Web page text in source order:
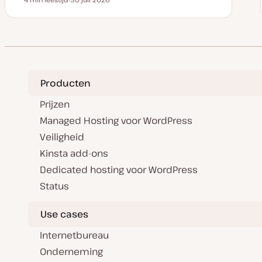
Leestijd
v
d
e
Producten
Prijzen
Managed Hosting voor WordPress
Veiligheid
Kinsta add-ons
Dedicated hosting voor WordPress
Status
Use cases
Internetbureau
Onderneming